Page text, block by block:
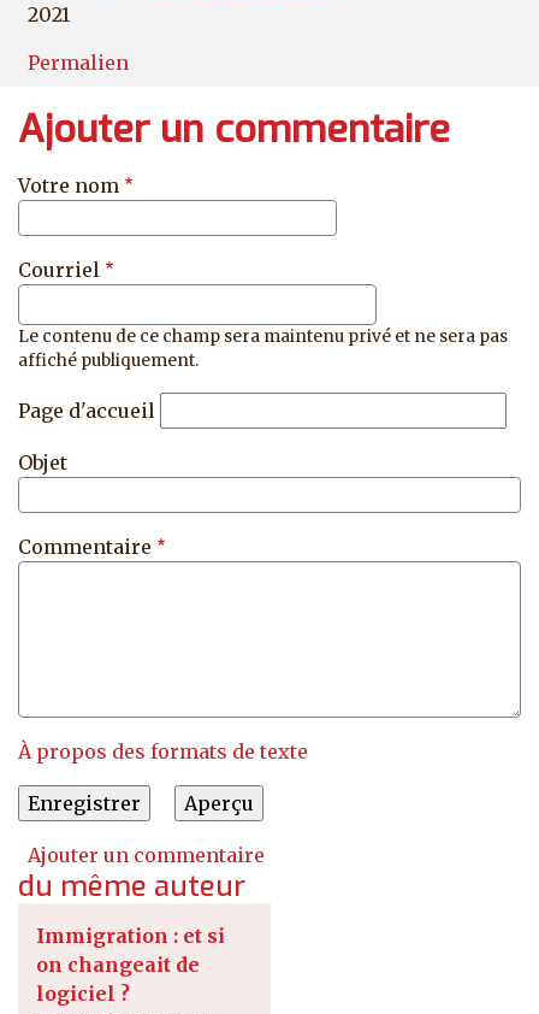
2021
Permalien
Ajouter un commentaire
Votre nom
Courriel
Le contenu de ce champ sera maintenu privé et ne sera pas
affiché publiquement.
Page d'accueil
Objet
Commentaire
À propos des formats de texte
Ajouter un commentaire
du même auteur
Immigration : et si
on changeait de
logiciel ?